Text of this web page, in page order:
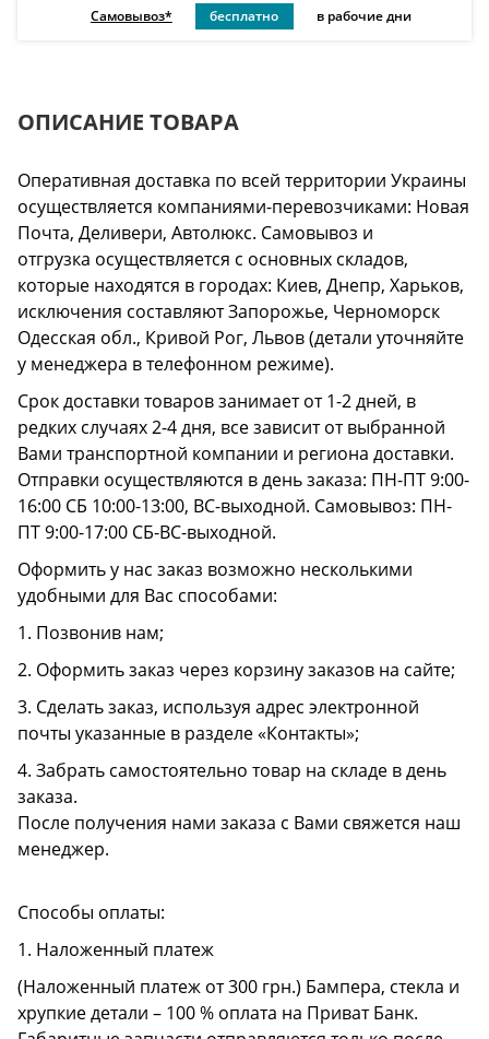
Самовывоз* бесплатно в рабочие дни
ОПИСАНИЕ ТОВАРА
Оперативная доставка по всей территории Украины
осуществляется компаниями-перевозчиками: Новая
Почта, Деливери, Автолюкс. Самовывоз и
отгрузка осуществляется с основных складов,
которые находятся в городах: Киев, Днепр, Харьков,
исключения составляют Запорожье, Черноморск
Одесская обл., Кривой Рог, Львов (детали уточняйте
у менеджера в телефонном режиме).
Срок доставки товаров занимает от 1-2 дней, в
редких случаях 2-4 дня, все зависит от выбранной
Вами транспортной компании и региона доставки.
Отправки осуществляются в день заказа: ПН-ПТ 9:00-
16:00 СБ 10:00-13:00, ВС-выходной. Самовывоз: ПН-
ПТ 9:00-17:00 СБ-ВС-выходной.
Оформить у нас заказ возможно несколькими
удобными для Вас способами:
1. Позвонив нам;
2. Оформить заказ через корзину заказов на сайте;
3. Сделать заказ, используя адрес электронной
почты указанные в разделе «Контакты»;
4. Забрать самостоятельно товар на складе в день
заказа.
После получения нами заказа с Вами свяжется наш
менеджер.
Способы оплаты:
1. Наложенный платеж
(Наложенный платеж от 300 грн.) Бампера, стекла и
хрупкие детали – 100 % оплата на Приват Банк.